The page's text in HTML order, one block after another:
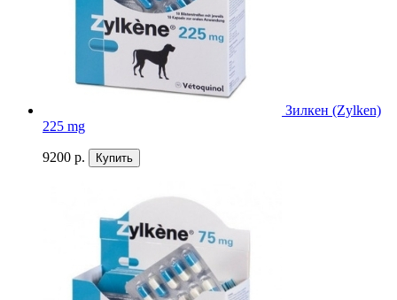
Зилкен (Zylken)
225 mg
9200 р. Купить